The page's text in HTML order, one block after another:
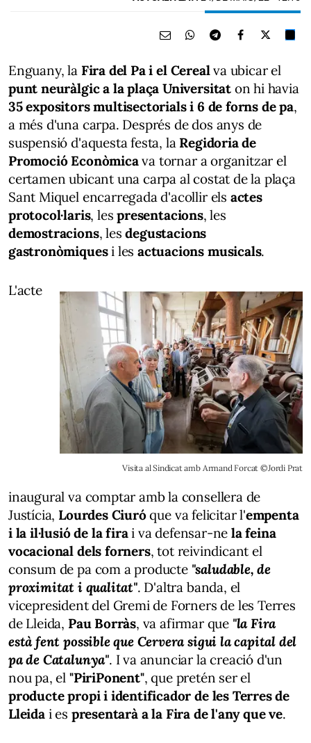
Enguany, la Fira del Pa i el Cerealva ubicar el
punt neuràlgic a la plaça Universitat on hi havia
35 expositors multisectorials i 6 de forns de pa,
a més d'una carpa. Després de dos anys de
suspensió d'aquesta festa, la Regidoria de
Promoció Econòmicava tornar a organitzar el
certamen ubicant una carpa al costat de la plaça
Sant Miquel encarregada d'acollir els actes
protocol·laris, lespresentacions, les
demostracions, lesdegustacions
gastronòmiquesi lesactuacions musicals.
Visita al Sindicat amb Armand Forcat ©Jordi Prat
L'acte
inaugural va comptar amb la consellera de
Justícia, Lourdes Ciuróque va felicitar l'empenta
i la il·lusió de la firai va defensar-nela feina
vocacional dels forners, tot reivindicant el
consum de pa com a producte "saludable, de
proximitat i qualitat". D'altra banda, el
vicepresident del Gremi de Forners de les Terres
de Lleida, Pau Borràs, va afirmar que "la Fira
està fent possible que Cervera sigui la capital del
pa de Catalunya". I va anunciar la creació d'un
nou pa, el "PiriPonent", que pretén ser el
producte propi i identificador de les Terres de
Lleidai es presentarà a la Fira de l'any que ve.